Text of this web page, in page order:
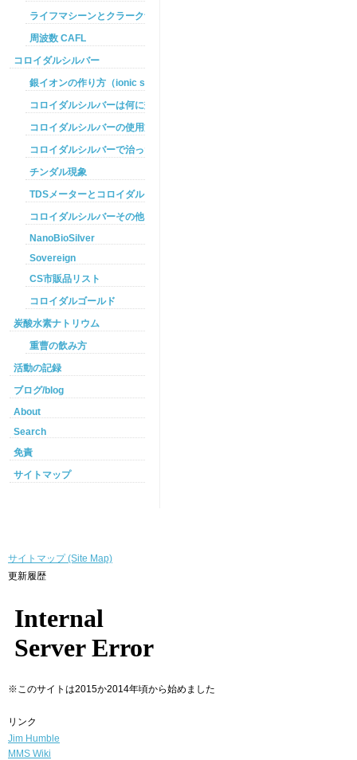
ライフマシーンとクラークザッパーの違い
周波数 CAFL
コロイダルシルバー
銀イオンの作り方（ionic silver ）
コロイダルシルバーは何に効くのか
コロイダルシルバーの使用方法
コロイダルシルバーで治った例
チンダル現象
TDSメーターとコロイダルシルバー
コロイダルシルバーその他
NanoBioSilver
Sovereign
CS市販品リスト
コロイダルゴールド
炭酸水素ナトリウム
重曹の飲み方
活動の記録
ブログ/blog
About
Search
免責
サイトマップ
サイトマップ (Site Map)
更新履歴
※このサイトは2015か2014年頃から始めました
リンク
Jim Humble
MMS Wiki